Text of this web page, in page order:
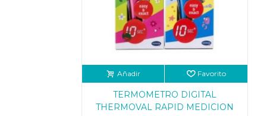
Añadir Favorito
TERMOMETRO DIGITAL
THERMOVAL RAPID MEDICION